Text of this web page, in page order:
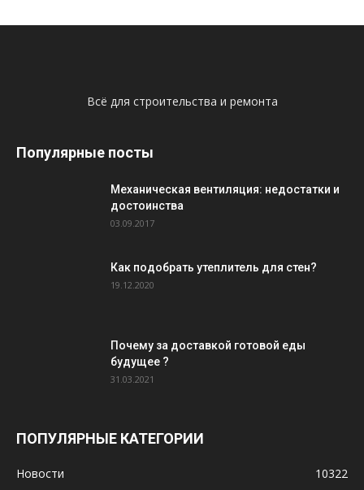
Всё для строительства и ремонта
Популярные посты
Механическая вентиляция: недостатки и
достоинства
03.09.2017
Как подобрать утеплитель для стен?
19.12.2020
Почему за доставкой готовой еды
будущее ?
31.03.2021
ПОПУЛЯРНЫЕ КАТЕГОРИИ
Новости 10322